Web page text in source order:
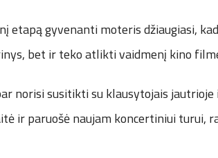
etapą gyvenanti moteris džiaugiasi,
bet ir teko atlikti vaidmenį kino
norisi susitikti su klausytojais
ir paruošė naujam koncertiniui turui,